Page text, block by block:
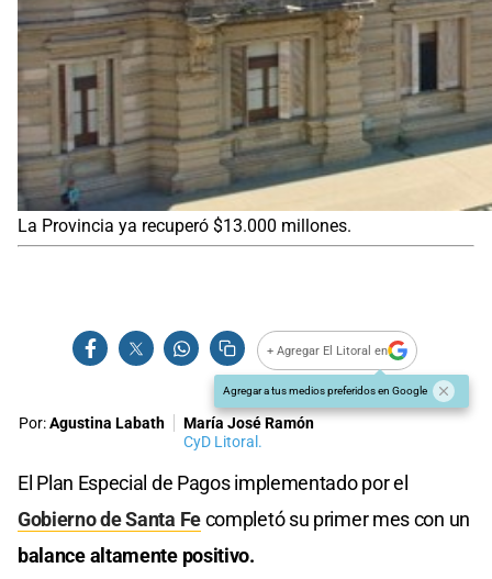
La Provincia ya recuperó $13.000 millones.
+ Agregar El Litoral en
Agregar a tus medios preferidos en Google
Por:Agustina Labath
María José Ramón
CyD Litoral.
El Plan Especial de Pagos implementado por el
Gobierno de Santa Fecompletó su primer mes con un
balance altamente positivo.